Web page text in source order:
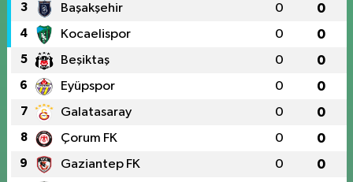
3 Başakşehir 0 0
4 Kocaelispor 0 0
5 Beşiktaş 0 0
6 Eyüpspor 0 0
7 Galatasaray 0 0
8 Çorum FK 0 0
9 Gaziantep FK 0 0